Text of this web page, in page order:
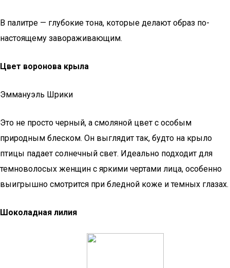
В палитре — глубокие тона, которые делают образ по-
настоящему завораживающим.
Цвет воронова крыла
Эммануэль Шрики
Это не просто черный, а смоляной цвет с особым
природным блеском. Он выглядит так, будто на крыло
птицы падает солнечный свет. Идеально подходит для
темноволосых женщин с яркими чертами лица, особенно
выигрышно смотрится при бледной коже и темных глазах.
Шоколадная лилия